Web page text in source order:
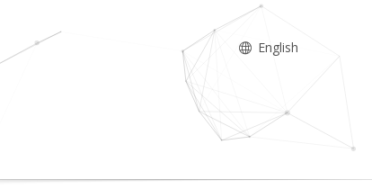
English